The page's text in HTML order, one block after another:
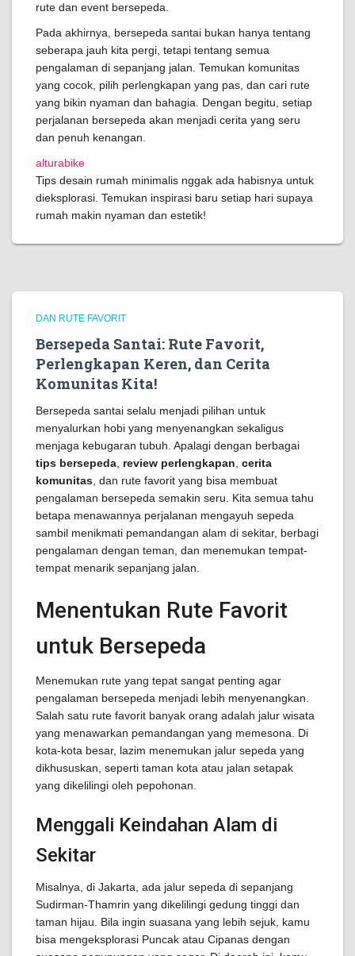
rute dan event bersepeda.
Pada akhirnya, bersepeda santai bukan hanya tentang
seberapa jauh kita pergi, tetapi tentang semua
pengalaman di sepanjang jalan. Temukan komunitas
yang cocok, pilih perlengkapan yang pas, dan cari rute
yang bikin nyaman dan bahagia. Dengan begitu, setiap
perjalanan bersepeda akan menjadi cerita yang seru
dan penuh kenangan.
alturabike
Tips desain rumah minimalis nggak ada habisnya untuk
dieksplorasi. Temukan inspirasi baru setiap hari supaya
rumah makin nyaman dan estetik!
DAN RUTE FAVORIT
Bersepeda Santai: Rute Favorit,
Perlengkapan Keren, dan Cerita
Komunitas Kita!
Bersepeda santai selalu menjadi pilihan untuk
menyalurkan hobi yang menyenangkan sekaligus
menjaga kebugaran tubuh. Apalagi dengan berbagai
tips bersepeda review perlengkapan cerita
komunitas , dan rute favorit yang bisa membuat
pengalaman bersepeda semakin seru. Kita semua tahu
betapa menawannya perjalanan mengayuh sepeda
sambil menikmati pemandangan alam di sekitar, berbagi
pengalaman dengan teman, dan menemukan tempat-
tempat menarik sepanjang jalan.
Menentukan Rute Favorit
untuk Bersepeda
Menemukan rute yang tepat sangat penting agar
pengalaman bersepeda menjadi lebih menyenangkan.
Salah satu rute favorit banyak orang adalah jalur wisata
yang menawarkan pemandangan yang memesona. Di
kota-kota besar, lazim menemukan jalur sepeda yang
dikhususkan, seperti taman kota atau jalan setapak
yang dikelilingi oleh pepohonan.
Menggali Keindahan Alam di
Sekitar
Misalnya, di Jakarta, ada jalur sepeda di sepanjang
Sudirman-Thamrin yang dikelilingi gedung tinggi dan
taman hijau. Bila ingin suasana yang lebih sejuk, kamu
bisa mengeksplorasi Puncak atau Cipanas dengan